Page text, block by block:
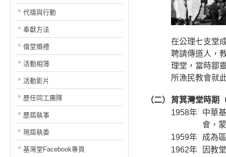
代禱與行動
奉獻方法
借堂婚禮
活動相簿
活動影片
歷任同工團隊
歷屆執事
現屆執委
基灣堂Facebook專頁
在公理七支堂
聘請傳道人，
理堂，當時鄒
所漁民教會就
（二）
筲箕灣堂時期
1958年
中華
會，
1959年
成為
1962年
因教